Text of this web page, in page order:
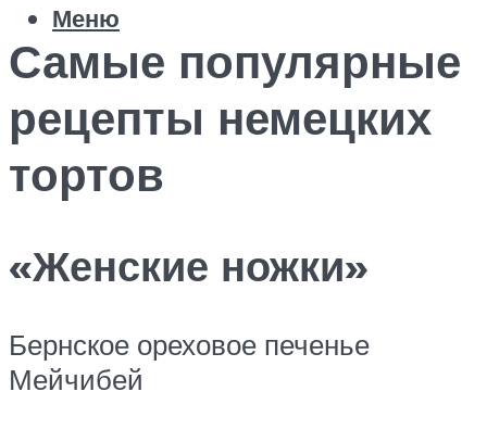
Меню
Самые популярные
рецепты немецких
тортов
«Женские ножки»
Бернское ореховое печенье
Мейчибей